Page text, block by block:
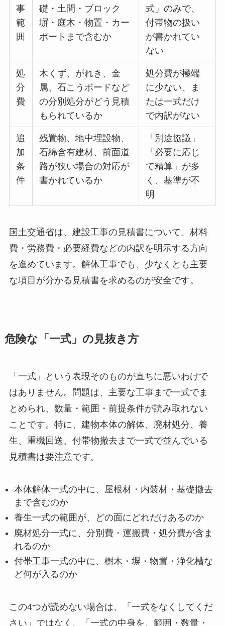
事
範
囲
礎・土間・ブロック
塀・庭木・物置・カー
ポートまで含むか
式」のみで、
付帯物の扱い
が書かれてい
ない
処
分
費
木くず、がれき、金
属、石こうボードなど
の分別処分がどう見積
もられているか
処分費が極端
に少ない、ま
たは一式だけ
で内訳がない
追
加
条
件
残置物、地中埋設物、
石綿含有建材、前面道
路が狭い場合の対応が
書かれているか
「別途協議」
「必要に応じ
て精算」が多
く、基準が不
明
国土交通省は、建設工事の見積書について、材料
費・労務費・必要経費などの内訳を明示する方向
を進めています。解体工事でも、少なくとも主要
な項目が分かる見積書を求めるのが安全です。
危険な「一式」の見抜き方
「一式」という表現そのものが直ちに悪いわけで
はありません。問題は、主要な工事まで一式でま
とめられ、数量・範囲・前提条件が読み取れない
ことです。特に、建物本体の解体、廃材処分、養
生、重機回送、付帯物撤去まで一式で並んでいる
見積書は要注意です。
本体解体一式の中に、屋根材・内装材・基礎撤去
まで含むのか
養生一式の範囲が、どの面にどれだけあるのか
廃材処分一式に、分別費・運搬費・処分費が含ま
れるのか
付帯工事一式の中に、樹木・塀・物置・浄化槽な
ど何が入るのか
この4つが読めない場合は、「一式をなくしてくだ
さい」ではなく、「一式の中身を、範囲・数量・